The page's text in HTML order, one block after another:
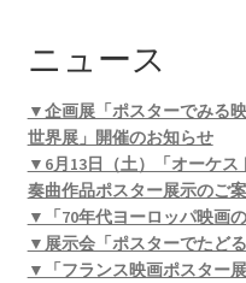
ニュース
▼企画展「ポスターで
世界展」開催のお知らせ
▼6月13日（土）「オーケ
奏曲作品ポスター展示のご
▼「70年代ヨーロッパ映画
▼展示会「ポスターでたど
▼「フランス映画ポスター